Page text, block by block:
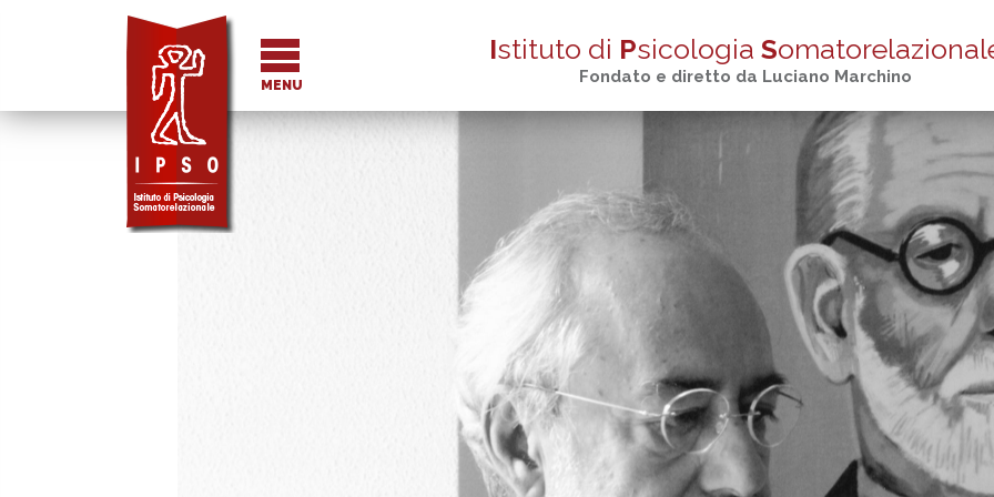
MENU
Istituto di Psicologia S
Fondato e diretto da Luciano Marchino